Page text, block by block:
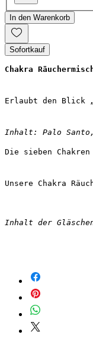
In den Warenkorb
Sofortkauf
Chakra
Erlaubt den Blick
Inhalt: Palo Santo,
Die sieben
Unsere Chakra
Inhalt der